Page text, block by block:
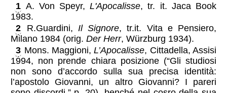
1 A. Von Speyr,L'Apocalisse, tr. it. Jaca Book
1983.
2 R.Guardini, Il Signore, tr.it. Vita e Pensiero,
Milano 1984 (orig. Der Herr, Würzburg 1934).
3 Mons. Maggioni,L’Apocalisse, Cittadella, Assisi
1994, non prende chiara posizione (“Gli studiosi
non sono d’accordo sulla sua precisa identità:
l’apostolo Giovanni, un altro Giovanni? I pareri